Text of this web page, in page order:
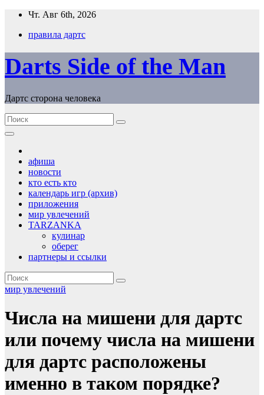
Перейти
содержимому
Чт. Авг 6th, 2026
правила дартс
Darts Side of the Man
Дартс сторона человека
афиша
новости
кто есть кто
календарь игр (архив)
приложения
мир увлечений
TARZANKA
кулинар
оберег
партнеры и ссылки
мир увлечений
Числа на мишени для дартс
или почему числа на мишени
для дартс расположены
именно в таком порядке?